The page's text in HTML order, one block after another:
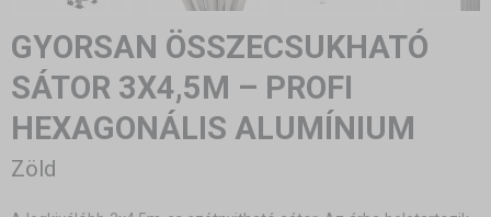
GYORSAN ÖSSZECSUKHATÓ
SÁTOR 3X4,5M – PROFI
HEXAGONÁLIS ALUMÍNIUM
Zöld